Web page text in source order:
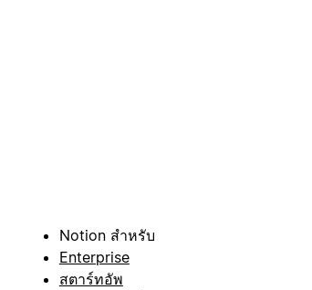
Notion สำหรับ
Enterprise
สตาร์ทอัพ